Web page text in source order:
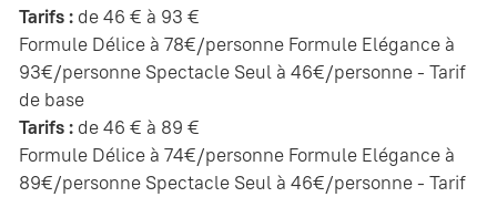
Tarifs : de 46 € à 93 €
Formule Délice à 78€/personne Formule Elégance à
93€/personne Spectacle Seul à 46€/personne - Tarif
de base
Tarifs : de 46 € à 89 €
Formule Délice à 74€/personne Formule Elégance à
89€/personne Spectacle Seul à 46€/personne - Tarif